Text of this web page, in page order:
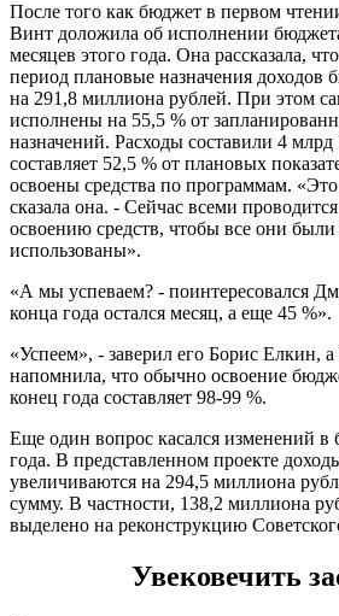
После того как бюджет в первом
Винт доложила об исполнении
месяцев этого года. Она рассказала,
период плановые назначения доходов
на 291,8 миллиона рублей. При этом
исполнены на 55,5 % от
назначений. Расходы составили 4
составляет 52,5 % от плановых
освоены средства по программам.
сказала она. - Сейчас всеми
освоению средств, чтобы все они были
использованы».
«А мы успеваем? - поинтересовался
конца года остался месяц, а еще 45 %».
«Успеем», - заверил его Борис Елкин,
напомнила, что обычно освоение
конец года составляет 98-99 %.
Еще один вопрос касался изменений в
года. В представленном проекте
увеличиваются на 294,5 миллиона
сумму. В частности, 138,2 миллиона
выделено на реконструкцию
Увековечить